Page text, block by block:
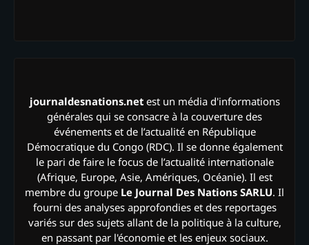
journaldesnations.netest un média d'informations
générales qui se consacre à la couverture des
événements et de l’actualité en République
Démocratique du Congo (RDC). Il se donne également
le pari de faire le focus de l’actualité internationale
(Afrique, Europe, Asie, Amériques, Océanie). Il est
membre du groupe Le Journal Des Nations SARLU. Il
fourni des analyses approfondies et des reportages
variés sur des sujets allant de la politique à la culture,
en passant par l'économie et les enjeux sociaux.